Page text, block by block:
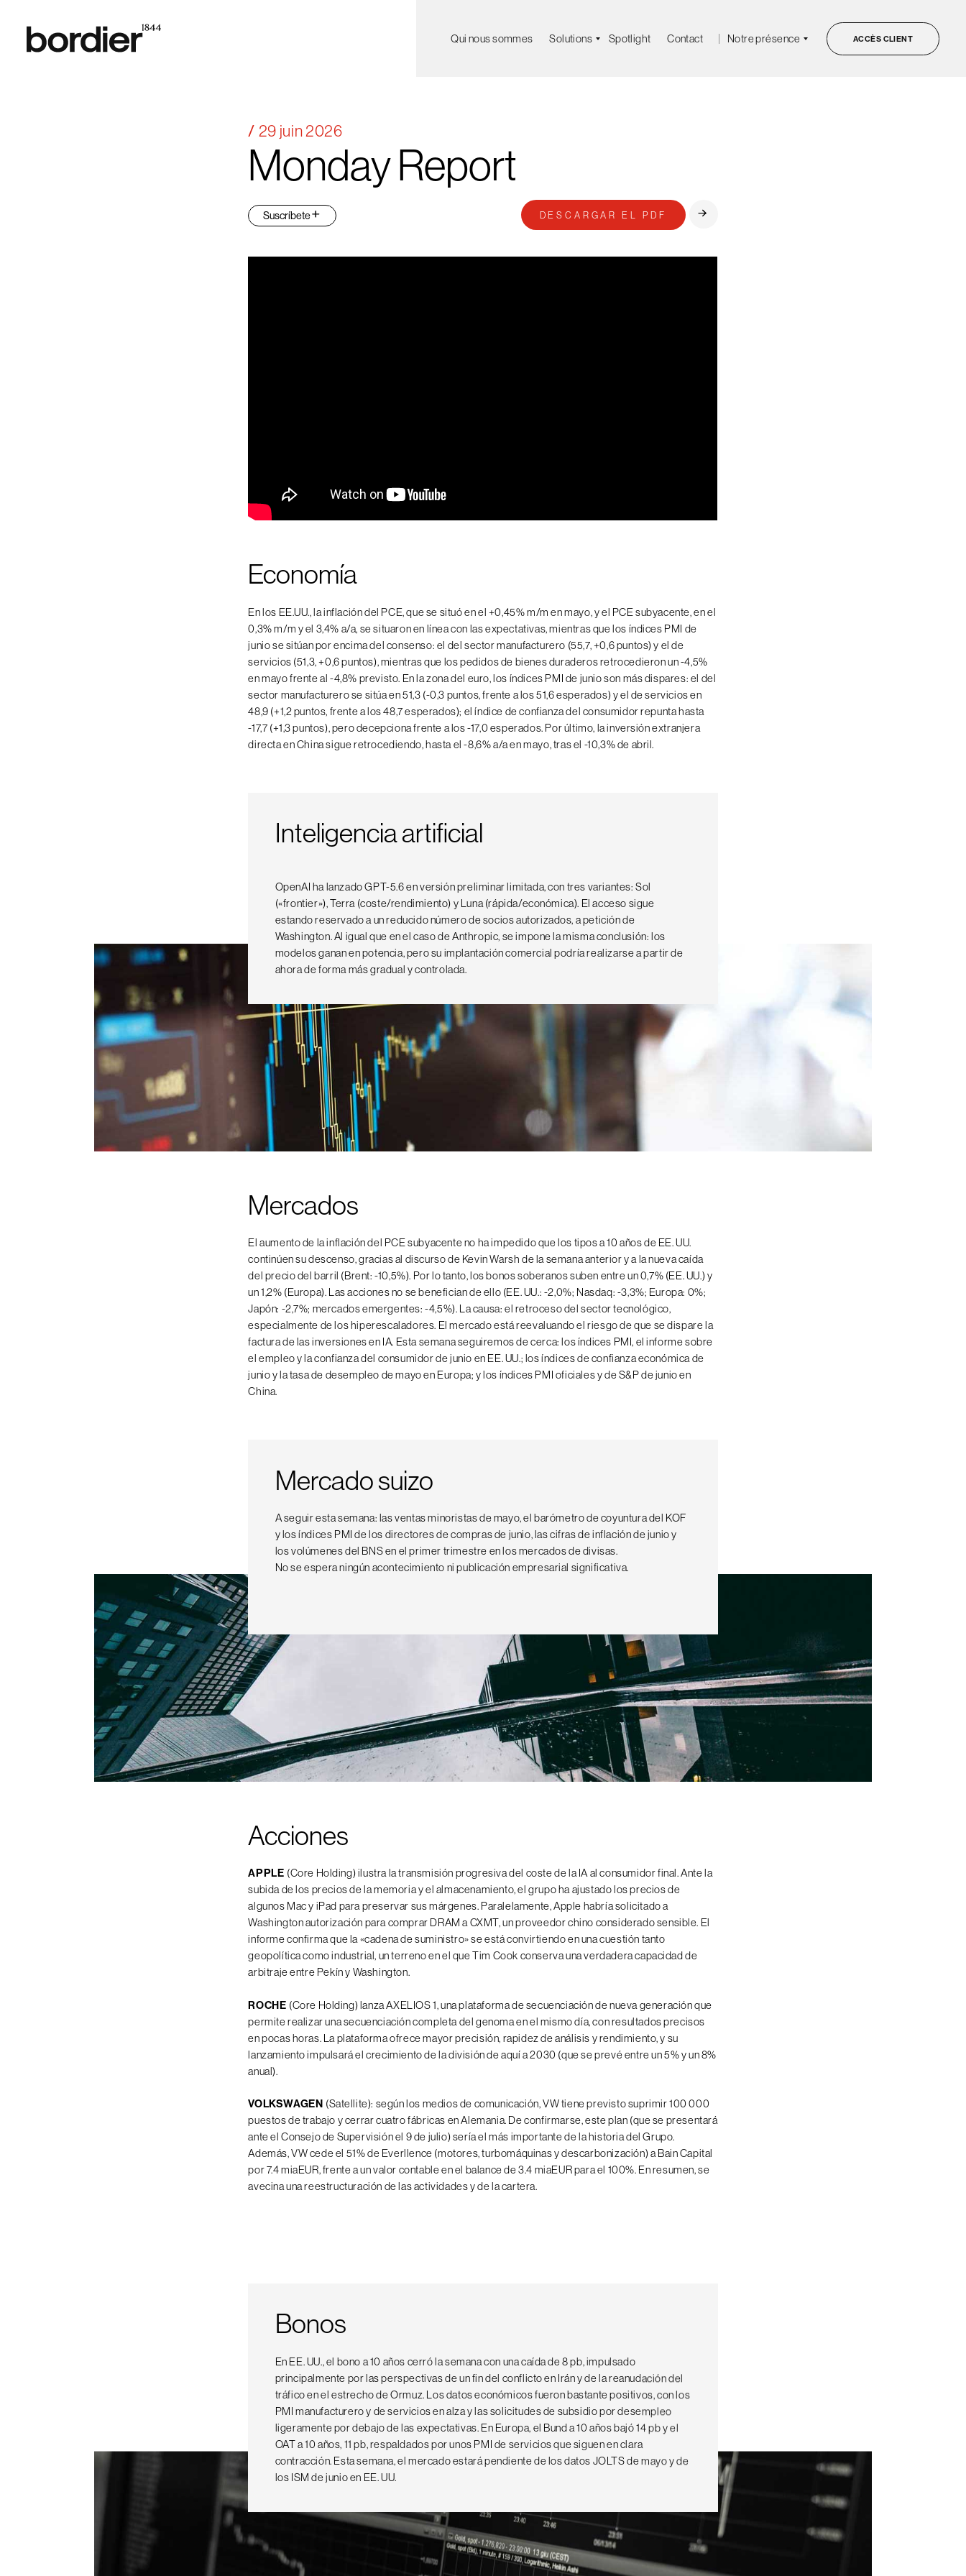
Qui nous sommes Solutions Spotlight Contact Notre présence ACCÈS CLIENT
29 juin 2026
MondayReport
Suscríbete DESCARGAR EL PDF
Economía
En los EE.UU., la inflación del PCE, que se situó en el +0,45% m/m en mayo, y el PCE subyacente, en el
0,3% m/m y el 3,4% a/a, se situaron en línea con las expectativas, mientras que los índices PMI de
junio se sitúan por encima del consenso: el del sector manufacturero (55,7, +0,6 puntos) y el de
servicios (51,3, +0,6 puntos), mientras que los pedidos de bienes duraderos retrocedieron un -4,5%
en mayo frente al -4,8% previsto. En la zona del euro, los índices PMI de junio son más dispares: el del
sector manufacturero se sitúa en 51,3 (-0,3 puntos, frente a los 51,6 esperados) y el de servicios en
48,9 (+1,2 puntos, frente a los 48,7 esperados); el índice de confianza del consumidor repunta hasta
-17,7 (+1,3 puntos), pero decepciona frente a los -17,0 esperados. Por último, la inversión extranjera
directa en China sigue retrocediendo, hasta el -8,6% a/a en mayo, tras el -10,3% de abril.
Inteligencia artificial
OpenAI ha lanzado GPT-5.6 en versión preliminar limitada, con tres variantes: Sol
(«frontier»), Terra (coste/rendimiento) y Luna (rápida/económica). El acceso sigue
estando reservado a un reducido número de socios autorizados, a petición de
Washington. Al igual que en el caso de Anthropic, se impone la misma conclusión: los
modelos ganan en potencia, pero su implantación comercial podría realizarse a partir de
ahora de forma más gradual y controlada.
Mercados
El aumento de la inflación del PCE subyacente no ha impedido que los tipos a 10 años de EE. UU.
continúen su descenso, gracias al discurso de Kevin Warsh de la semana anterior y a la nueva caída
del precio del barril (Brent: -10,5%). Por lo tanto, los bonos soberanos suben entre un 0,7% (EE. UU.) y
un 1,2% (Europa). Las acciones no se benefician de ello (EE. UU.: -2,0%; Nasdaq: -3,3%; Europa: 0%;
Japón: -2,7%; mercados emergentes: -4,5%). La causa: el retroceso del sector tecnológico,
especialmente de los hiperescaladores. El mercado está reevaluando el riesgo de que se dispare la
factura de las inversiones en IA. Esta semana seguiremos de cerca: los índices PMI, el informe sobre
el empleo y la confianza del consumidor de junio en EE. UU.; los índices de confianza económica de
junio y la tasa de desempleo de mayo en Europa; y los índices PMI oficiales y de S&P de junio en
China.
Mercado suizo
A seguir esta semana: las ventas minoristas de mayo, el barómetro de coyuntura del KOF
y los índices PMI de los directores de compras de junio, las cifras de inflación de junio y
los volúmenes del BNS en el primer trimestre en los mercados de divisas.
No se espera ningún acontecimiento ni publicación empresarial significativa.
Acciones
APPLE (Core Holding) ilustra la transmisión progresiva del coste de la IA al consumidor final. Ante la
subida de los precios de la memoria y el almacenamiento, el grupo ha ajustado los precios de
algunos Mac y iPad para preservar sus márgenes. Paralelamente, Apple habría solicitado a
Washington autorización para comprar DRAM a CXMT, un proveedor chino considerado sensible. El
informe confirma que la «cadena de suministro» se está convirtiendo en una cuestión tanto
geopolítica como industrial, un terreno en el que Tim Cook conserva una verdadera capacidad de
arbitraje entre Pekín y Washington.
ROCHE (Core Holding) lanza AXELIOS 1, una plataforma de secuenciación de nueva generación que
permite realizar una secuenciación completa del genoma en el mismo día, con resultados precisos
en pocas horas. La plataforma ofrece mayor precisión, rapidez de análisis y rendimiento, y su
lanzamiento impulsará el crecimiento de la división de aquí a 2030 (que se prevé entre un 5% y un 8%
anual).
VOLKSWAGEN (Satellite): según los medios de comunicación, VW tiene previsto suprimir 100 000
puestos de trabajo y cerrar cuatro fábricas en Alemania. De confirmarse, este plan (que se presentará
ante el Consejo de Supervisión el 9 de julio) sería el más importante de la historia del Grupo.
Además, VW cede el 51% de Everllence (motores, turbomáquinas y descarbonización) a Bain Capital
por 7.4 miaEUR, frente a un valor contable en el balance de 3.4 miaEUR para el 100%. En resumen, se
avecina una reestructuración de las actividades y de la cartera.
Bonos
En EE. UU., el bono a 10 años cerró la semana con una caída de 8 pb, impulsado
principalmente por las perspectivas de un fin del conflicto en Irán y de la reanudación del
tráfico en el estrecho de Ormuz. Los datos económicos fueron bastante positivos, con los
PMI manufacturero y de servicios en alza y las solicitudes de subsidio por desempleo
ligeramente por debajo de las expectativas. En Europa, el Bund a 10 años bajó 14 pb y el
OAT a 10 años, 11 pb, respaldados por unos PMI de servicios que siguen en clara
contracción. Esta semana, el mercado estará pendiente de los datos JOLTS de mayo y de
los ISM de junio en EE. UU.